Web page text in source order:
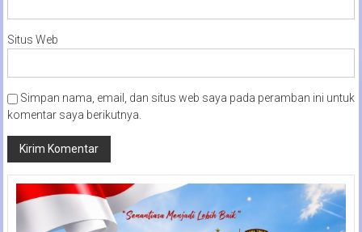
Situs Web
Simpan nama, email, dan situs web saya pada peramban ini untuk
komentar saya berikutnya.